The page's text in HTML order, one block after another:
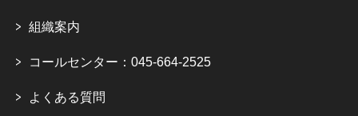
組織案内
コールセンター：045-664-2525
よくある質問